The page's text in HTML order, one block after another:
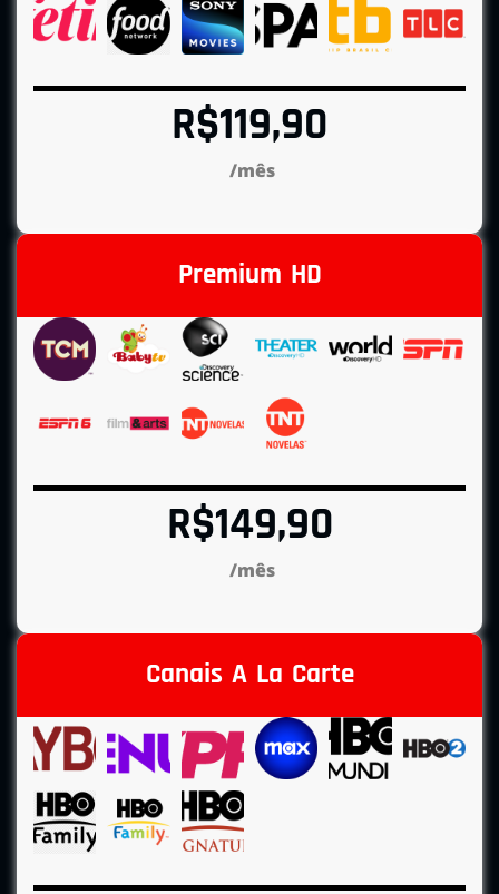
R$119,90
/mês
Premium HD
R$149,90
/mês
Canais A La Carte